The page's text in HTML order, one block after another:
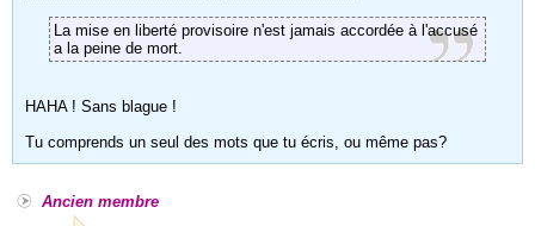
La mise en liberté provisoire n'est jamais accordée à l'accusé
a la peine de mort.
HAHA ! Sans blague !
Tu comprends un seul des mots que tu écris, ou même pas?
Ancien membre